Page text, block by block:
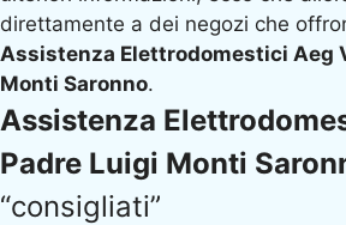
direttamente a dei negozi che
Assistenza Elettrodomestici Aeg
Monti Saronno.
Assistenza
Padre Luigi Monti
“consigliati”